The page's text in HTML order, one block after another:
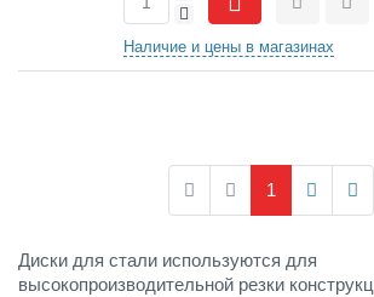
- Сравнить
Наличие и цены в магазинах
1
Диски для стали используются для
высокопроизводительной резки